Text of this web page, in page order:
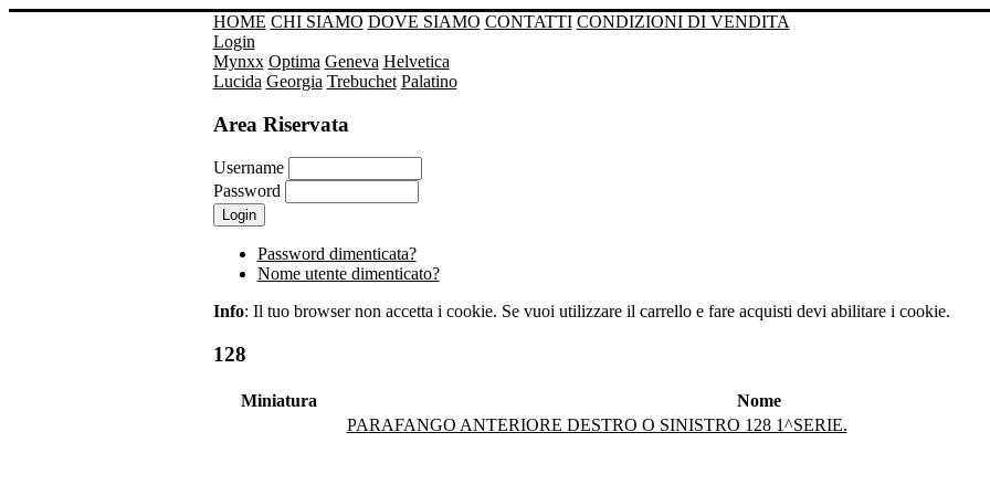
HOME CHI SIAMO DOVE SIAMO CONTATTI CONDIZIONI DI VENDITA
Login
Mynxx Optima Geneva Helvetica
Lucida Georgia Trebuchet Palatino
Area Riservata
Username
Password
Password dimenticata?
Nome utente dimenticato?
Info: Il tuo browser non accetta i cookie. Se vuoi utilizzare il carrello e fare acquisti devi abilitare i cookie.
128
Miniatura
Nome
PARAFANGO ANTERIORE DESTRO O SINISTRO 128 1^SERIE.